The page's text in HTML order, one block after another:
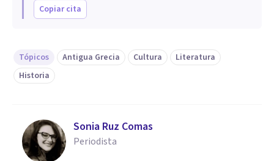
Copiar cita
Tópicos Antigua Grecia Cultura
Literatura
Historia
Sonia Ruz Comas
Periodista